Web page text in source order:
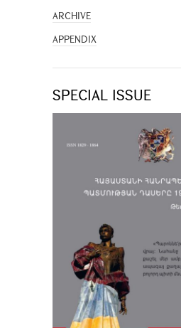
ARCHIVE
APPENDIX
SPECIAL ISSUE